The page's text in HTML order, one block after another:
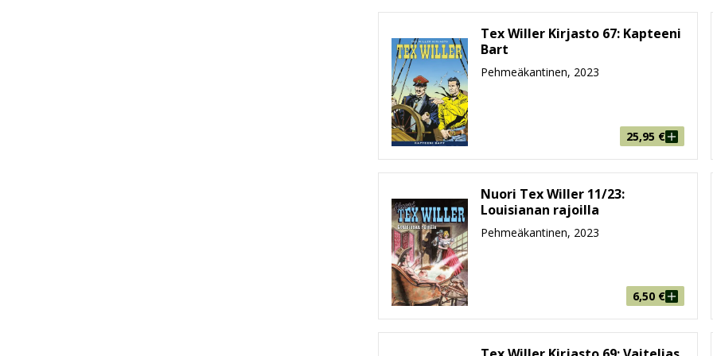
Tex Willerin loivat Italialaiset sarjakuvantekijät Giovanni Luigi Bonelli ja Aurelio Galleppini vuonna
pokkarimuotoiseksi jo 60-luvulla. Suomeen pokkarimuotoinen Tex Willer saapui vuonna 1971, joka oli myös
Tätä ennen Tex ehti ilmestyä liuskalehtenä vuosina 1953–1965. Nämä lehdet ja 70-luvun pokkarit ovat nykyisin
Tex Willerin kultakauden seikkailuihin pääsee juuri nyt tutustumaan sekä Kirjastojen että Kronikoiden
Tex Willerin uudet seikkalut toteutaan vähintäänkin yhtä suurella sydämellä ja kunnianhimolla kuin
suosikkitekijät saavat jatkuvasti rinnalleen uusia suosikkeja. Tex Willerin matkassa pääsemme nauttimaan
Mauro Boselli, Tito Faraci, Pasquale Ruju, Fabio Civitelli, Alfonso Font, Stefano Andreucci ja monet muut
Tex Willer Kirjasto 67: Kapteeni
Bart
Pehmeäkantinen, 2023
25,95 €
Nuori Tex Willer 11/23:
Louisianan rajoilla
Pehmeäkantinen, 2023
6,50 €